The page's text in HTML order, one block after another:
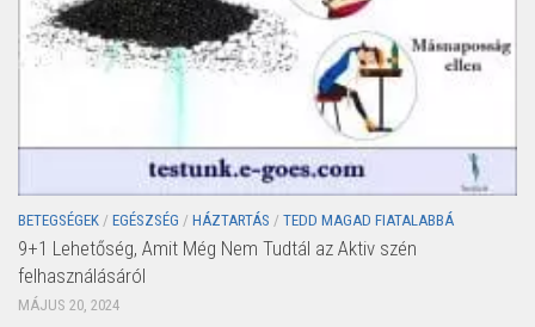
BETEGSÉGEK / EGÉSZSÉG / HÁZTARTÁS / TEDD MAGAD FIATALABBÁ
9+1 Lehetőség, Amit Még Nem Tudtál az Aktiv szén
felhasználásáról
MÁJUS 20, 2024